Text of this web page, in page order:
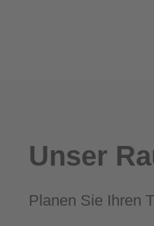
Unser
Planen Sie Ihren